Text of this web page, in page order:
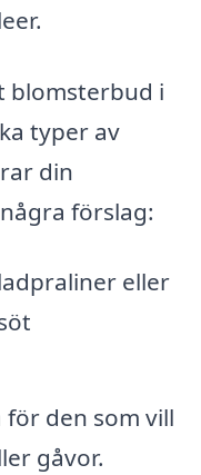
blomsterbud i
typer av
din
förslag:
eller
för den som vill
gåvor.